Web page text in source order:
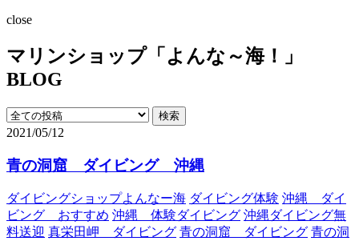
close
マリンショップ「よんな～海！」
BLOG
2021/05/12
青の洞窟 ダイビング 沖縄
ダイビングショップよんなー海 ダイビング体験 沖縄 ダイ
ビング おすすめ 沖縄 体験ダイビング 沖縄ダイビング無
料送迎 真栄田岬 ダイビング 青の洞窟 ダイビング 青の洞